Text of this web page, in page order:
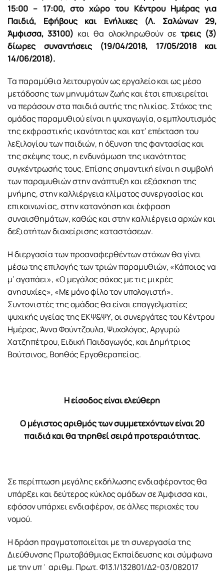
15:00 – 17:00, στο χώρο του Κέντρου Ημέρας για
Παιδιά, Εφήβους και Ενήλικες (Λ. Σαλώνων 29,
Άμφισσα, 33100) και θα ολοκληρωθούν σε τρεις (3)
δίωρες συναντήσεις (19/04/2018, 17/05/2018 και
14/06/2018).
Τα παραμύθια λειτουργούν ως εργαλείο και ως μέσο
μετάδοσης των μηνυμάτων ζωής και έτσι επιχειρείται
να περάσουν στα παιδιά αυτής της ηλικίας. Στόχος της
ομάδας παραμυθιού είναι η ψυχαγωγία, ο εμπλουτισμός
της εκφραστικής ικανότητας και κατ’ επέκταση του
λεξιλογίου των παιδιών, η όξυνση της φαντασίας και
της σκέψης τους, η ενδυνάμωση της ικανότητας
συγκέντρωσής τους. Επίσης σημαντική είναι η συμβολή
των παραμυθιών στην ανάπτυξη και εξάσκηση της
μνήμης, στην καλλιέργεια κλίματος συνεργασίας και
επικοινωνίας, στην κατανόηση και έκφραση
συναισθημάτων, καθώς και στην καλλιέργεια αρχών και
δεξιοτήτων διαχείρισης καταστάσεων.
Η διεργασία των προαναφερθέντων στόχων θα γίνει
μέσω της επιλογής των τριών παραμυθιών, «Κάποιος να
μ’ αγαπάει», «Ο μεγάλος σάκος με τις μικρές
ανησυχίες», «Με μόνο φίλο τον υπολογιστή».
Συντονιστές της ομάδας θα είναι επαγγελματίες
ψυχικής υγείας της ΕΚΨ&ΨΥ, οι συνεργάτες του Κέντρου
Ημέρας, Άννα Φούντζουλα, Ψυχολόγος, Αργυρώ
Χατζηπέτρου, Ειδική Παιδαγωγός, και Δημήτριος
Βούτσινος, Βοηθός Εργοθεραπείας.
Η είσοδος είναι ελεύθερη
Ο μέγιστος αριθμός των συμμετεχόντων είναι 20
παιδιά και θα τηρηθεί σειρά προτεραιότητας.
Σε περίπτωση μεγάλης εκδήλωσης ενδιαφέροντος θα
υπάρξει και δεύτερος κύκλος ομάδων σε Άμφισσα και,
εφόσον υπάρχει ενδιαφέρον, σε άλλες περιοχές του
νομού.
Η δράση πραγματοποιείται με τη συνεργασία της
Διεύθυνσης Πρωτοβάθμιας Εκπαίδευσης και σύμφωνα
με την υπ΄ αριθμ. Πρωτ. Φ13.1/132801/Δ2-03/082017